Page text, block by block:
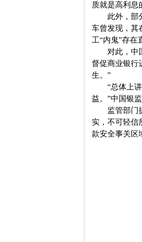
质就是高利息
此外，部分
车曾发现，其
工“内鬼”存在
对此，中国
督促商业银行
生。 ”
“总体上
益。 ”中国银
监管部门提
实，不可轻信
款安全事关区